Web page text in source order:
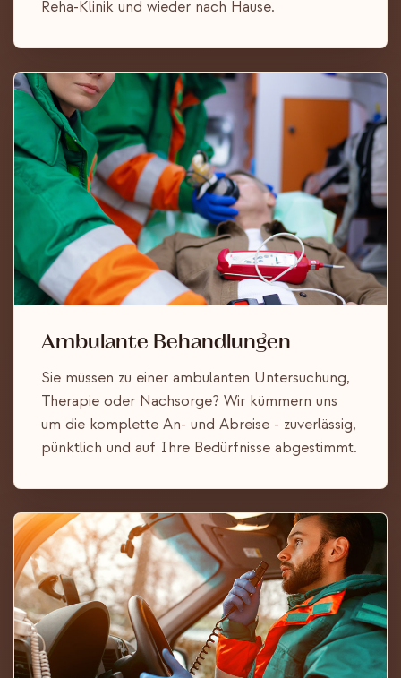
Reha-Klinik und wieder nach Hause.
Ambulante Behandlungen
Sie müssen zu einer ambulanten Untersuchung,
Therapie oder Nachsorge? Wir kümmern uns
um die komplette An- und Abreise - zuverlässig,
pünktlich und auf Ihre Bedürfnisse abgestimmt.